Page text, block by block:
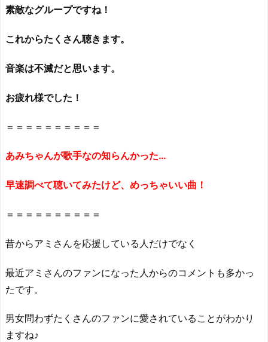
素敵なグループですね！
これからたくさん聴きます。
音楽は不滅だと思います。
お疲れ様でした！
＝＝＝＝＝＝＝＝＝＝
あみちゃんが歌手なの知らんかった…
早速調べて聴いてみたけど、めっちゃいい曲！
＝＝＝＝＝＝＝＝＝＝
昔からアミさんを応援している人だけでなく
最近アミさんのファンになった人からのコメントも多かっ
たです。
男女問わずたくさんのファンに愛されていることがわかり
ますね♪